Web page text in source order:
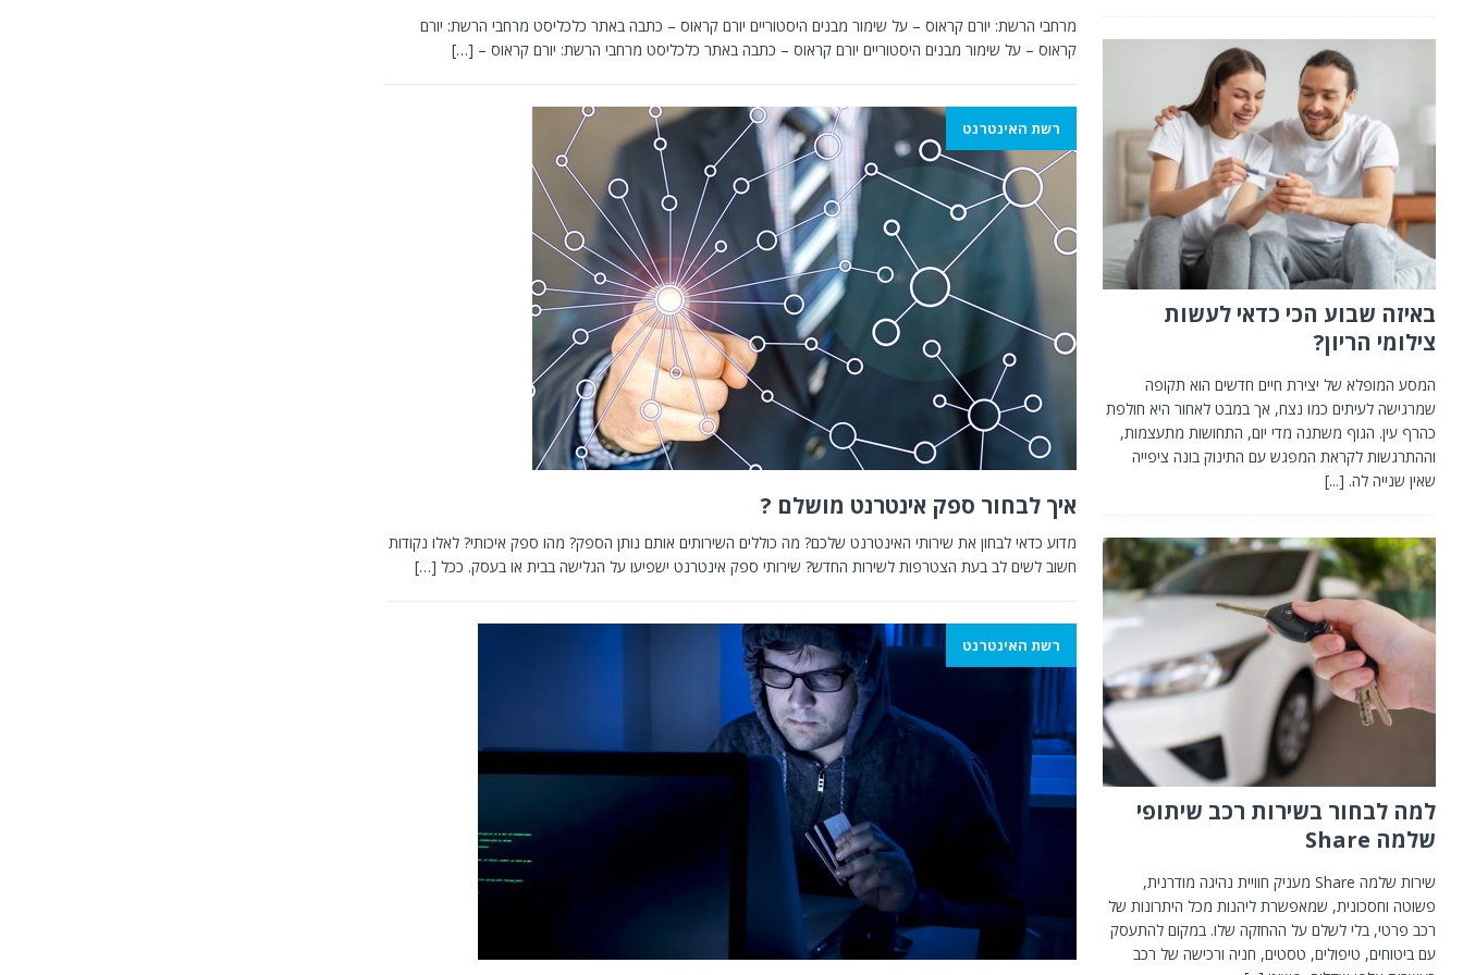
מרחבי הרשת: יורם קראוס – על שימור מבנים היסטוריים יורם קראוס – כתבה באתר כלכליסט מרחבי הרשת: יורם
קראוס – על שימור מבנים היסטוריים יורם קראוס – כתבה באתר כלכליסט מרחבי הרשת: יורם קראוס – […]
רשת האינטרנט
איך לבחור ספק אינטרנט מושלם ?
מדוע כדאי לבחון את שירותי האינטרנט שלכם? מה כוללים השירותים אותם נותן הספק? מהו ספק איכותי? לאלו נקודות
חשוב לשים לב בעת הצטרפות לשירות החדש? שירותי ספק אינטרנט ישפיעו על הגלישה בבית או בעסק. ככל […]
רשת האינטרנט
באיזה שבוע הכי כדאי לעשות
צילומי הריון?
המסע המופלא של יצירת חיים חדשים הוא תקופה
שמרגישה לעיתים כמו נצח, אך במבט לאחור היא חולפת
כהרף עין. הגוף משתנה מדי יום, התחושות מתעצמות,
וההתרגשות לקראת המפגש עם התינוק בונה ציפייה
שאין שנייה לה. [...]
למה לבחור בשירות רכב שיתופי
שלמה Share
שירות שלמה Share מעניק חוויית נהיגה מודרנית,
פשוטה וחסכונית, שמאפשרת ליהנות מכל היתרונות של
רכב פרטי, בלי לשלם על ההחזקה שלו. במקום להתעסק
עם ביטוחים, טיפולים, טסטים, חניה ורכישה של רכב